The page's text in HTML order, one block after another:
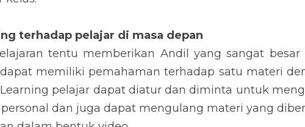
terhadap pelajar di masa depan
tentu memberikan Andil yang sangat besar
memiliki pemahaman terhadap satu materi
pelajar dapat diatur dan diminta untuk
dan juga dapat mengulang materi yang